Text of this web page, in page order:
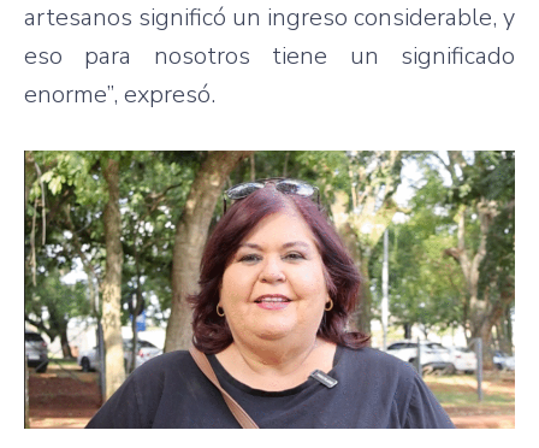
artesanos significó un ingreso considerable, y
eso para nosotros tiene un significado
enorme”, expresó.